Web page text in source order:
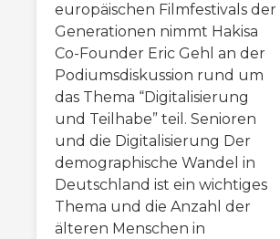
europäischen Filmfestivals der
Generationen nimmt Hakisa
Co-Founder Eric Gehl an der
Podiumsdiskussion rund um
das Thema “Digitalisierung
und Teilhabe” teil. Senioren
und die Digitalisierung Der
demographische Wandel in
Deutschland ist ein wichtiges
Thema und die Anzahl der
älteren Menschen in